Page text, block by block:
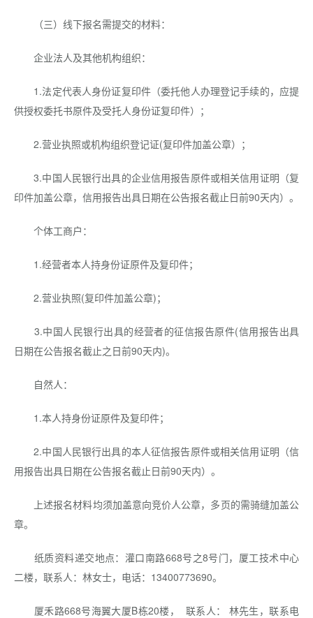
（三）线下报名需提交的材料：
企业法人及其他机构组织：
1.法定代表人身份证复印件（委托他人办理登记手续的，应提
供授权委托书原件及受托人身份证复印件）；
2.营业执照或机构组织登记证(复印件加盖公章）；
3.中国人民银行出具的企业信用报告原件或相关信用证明（复
印件加盖公章，信用报告出具日期在公告报名截止日前90天内）。
个体工商户：
1.经营者本人持身份证原件及复印件；
2.营业执照(复印件加盖公章)；
3.中国人民银行出具的经营者的征信报告原件(信用报告出具
日期在公告报名截止之日前90天内)。
自然人：
1.本人持身份证原件及复印件；
2.中国人民银行出具的本人征信报告原件或相关信用证明（信
用报告出具日期在公告报名截止日前90天内）。
上述报名材料均须加盖意向竞价人公章，多页的需骑缝加盖公
章。
纸质资料递交地点：灌口南路668号之8号门，厦工技术中心
二楼，联系人：林女士，电话：13400773690。
厦禾路668号海翼大厦B栋20楼， 联系人： 林先生，联系电